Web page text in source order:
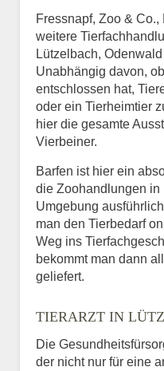
Fressnapf, Zoo &
weitere
Lützelbach,
Unabhängig davon,
entschlossen hat,
oder ein Tierheimtier
hier die gesamte
Vierbeiner.
Barfen ist hier ein
die Zoohandlungen in
Umgebung
man den Tierbedarf
Weg ins
bekommt man dann
geliefert.
TIERARZT IN
Die
der nicht nur für eine